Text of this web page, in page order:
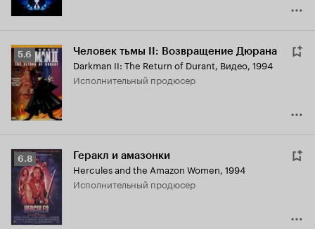
Рейтинг
Кинопоиска
5.6
5.6 Человек тьмы II: Возвращение Дюрана
Darkman II: The Return of Durant, Видео, 1994
исполнительный продюсер
Рейтинг
Кинопоиска
6.8
6.8 Геракл и амазонки
Hercules and the Amazon Women, 1994
исполнительный продюсер